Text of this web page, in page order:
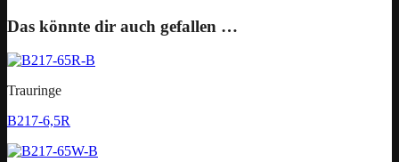
Das könnte dir auch gefallen …
Trauringe
B217-6,5R